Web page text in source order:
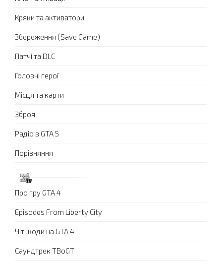
Кряки та активатори
Збереження (Save Game)
Патчі та DLC
Головні герої
Місця та карти
Зброя
Радіо в GTA 5
Порівняння
Про гру GTA 4
Episodes From Liberty City
Чіт-коди на GTA 4
Саундтрек TBoGT